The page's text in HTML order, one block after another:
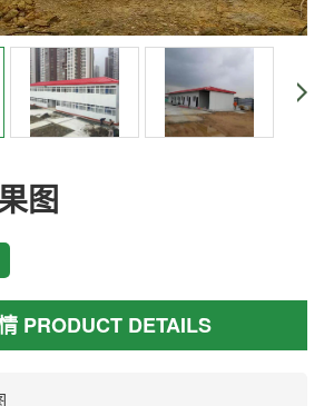
图
PRODUCT DETAILS